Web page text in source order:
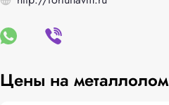
Цены на металлолом